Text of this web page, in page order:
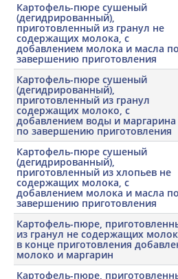
Картофель-пюре сушеный
(дегидрированный),
приготовленный из гранул не
содержащих молока, с
добавлением молока и масла по
завершению приготовления
Картофель-пюре сушеный
(дегидрированный),
приготовленный из гранул
содержащих молоко, с
добавлением воды и маргарина
по завершению приготовления
Картофель-пюре сушеный
(дегидрированный),
приготовленный из хлопьев не
содержащих молока, с
добавлением молока и масла по
завершению приготовления
Картофель-пюре,
из гранул не содержащих
в конце приготовления
молоко и маргарин
Картофель-пюре,